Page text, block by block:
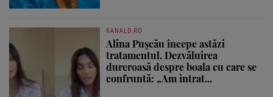
KANALD.RO
Alina Pușcău începe astăzi
tratamentul. Dezvăluirea
dureroasă despre boala cu care se
confruntă: „Am intrat...